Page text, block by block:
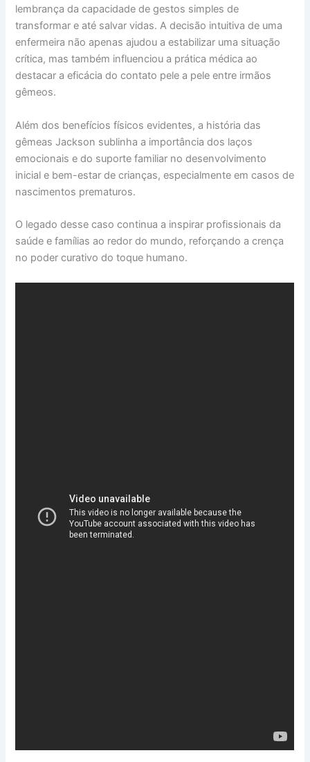
lembrança da capacidade de gestos simples de
transformar e até salvar vidas. A decisão intuitiva de uma
enfermeira não apenas ajudou a estabilizar uma situação
crítica, mas também influenciou a prática médica ao
destacar a eficácia do contato pele a pele entre irmãos
gêmeos.
Além dos benefícios físicos evidentes, a história das
gêmeas Jackson sublinha a importância dos laços
emocionais e do suporte familiar no desenvolvimento
inicial e bem-estar de crianças, especialmente em casos de
nascimentos prematuros.
O legado desse caso continua a inspirar profissionais da
saúde e famílias ao redor do mundo, reforçando a crença
no poder curativo do toque humano.